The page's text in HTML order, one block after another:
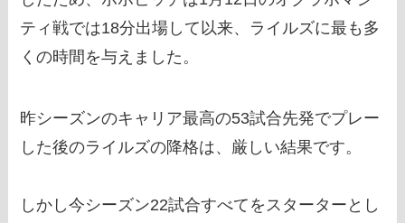
ティ戦では18分出場して以来、ライルズに最も多
くの時間を与えました。
昨シーズンのキャリア最高の53試合先発でプレー
した後のライルズの降格は、厳しい結果です。
しかし今シーズン22試合すべてをスターターとし